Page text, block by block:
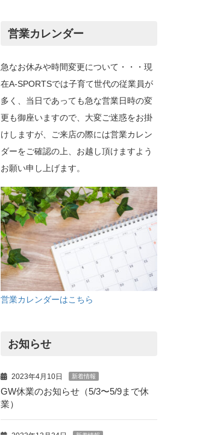
営業カレンダー
急なお休みや時間変更について・・・現
在A-SPORTSでは子育て世代の従業員が
多く、当日であっても急な営業日時の変
更も御座いますので、大変ご迷惑をお掛
けしますが、ご来店の際には営業カレン
ダーをご確認の上、お越し頂けますよう
お願い申し上げます。
営業カレンダーはこちら
お知らせ
2023年4月10日 新着情報
GW休業のお知らせ（5/3〜5/9まで休
業）